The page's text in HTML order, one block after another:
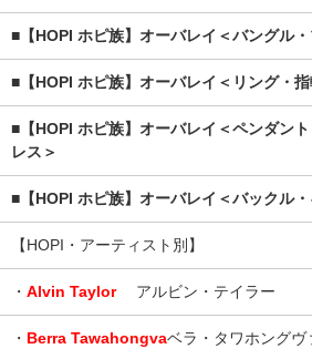
■【HOPI ホピ族】オーバレイ＜バングル
■【HOPI ホピ族】オーバレイ＜リング・指
■【HOPI ホピ族】オーバレイ＜ペンダン
レス＞
■【HOPI ホピ族】オーバレイ＜バックル
【HOPI・アーティスト別】
・ Alvin Taylor アルビン・テイラー
・ Berra Tawahongvaベラ・タワホングヴ